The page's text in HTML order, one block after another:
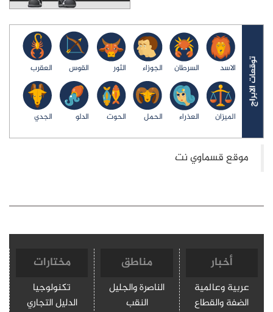
الاسد السرطان الجوزاء الثور القوس العقرب
الميزان العذراء الحمل الحوت الدلو الجدي
أخبار
عربية وعالمية
الضفة والقطاع
مناطق
الناصرة والجليل
النقب
مختارات
تكنولوجيا
الدليل التجاري